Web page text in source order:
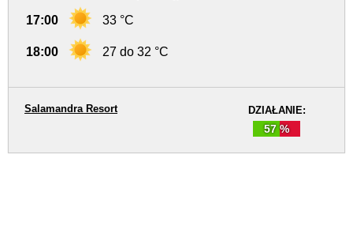
17:00 33 °C
18:00 27 do 32 °C
DZIAŁANIE:
57 %
Salamandra Resort